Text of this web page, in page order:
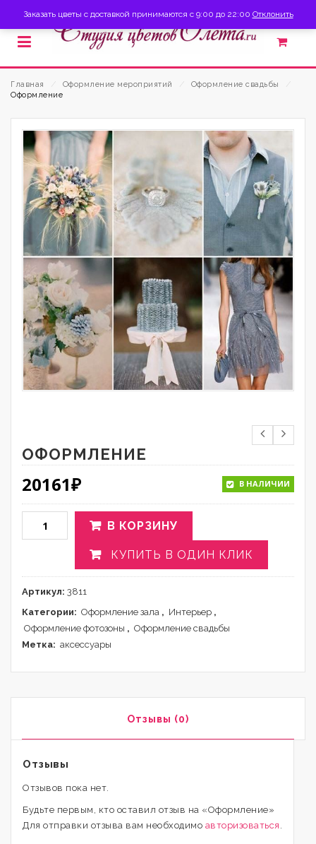
Главная Оформление мероприятий Оформление свадьбы
Оформление
ОФОРМЛЕНИЕ
20161₽ В НАЛИЧИИ
В КОРЗИНУ
КУПИТЬ В ОДИН КЛИК
Артикул: 3811
Категории: Оформление зала , Интерьер ,
Оформление фотозоны , Оформление свадьбы
Метка: аксессуары
Отзывы (0)
Отзывы
Отзывов пока нет.
Будьте первым, кто оставил отзыв на «Оформление»
Для отправки отзыва вам необходимо авторизоваться .
Заказать цветы с доставкой принимаются с 9:00 до 22:00 Отклонить